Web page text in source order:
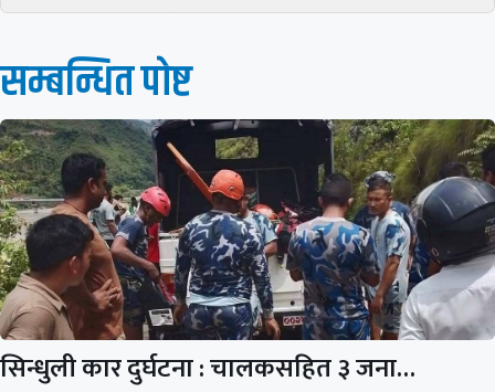
सम्बन्धित पाेष्ट
सिन्धुली कार दुर्घटना : चालकसहित ३ जना…